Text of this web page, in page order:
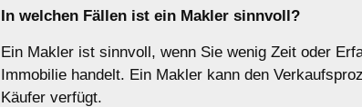
In welchen Fällen ist ein Makler sinnvoll?
Ein Makler ist sinnvoll, wenn Sie wenig Zeit oder
Immobilie handelt. Ein Makler kann den
Käufer verfügt.